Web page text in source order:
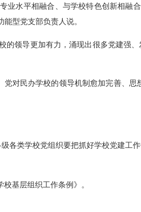
业水平相融合、与学校特色创新相融
型党支部负责人说。
的领导更加有力，涌现出很多党建强
对民办学校的领导机制愈加完善、
各类学校党组织要把抓好学校党建工
基层组织工作条例》。